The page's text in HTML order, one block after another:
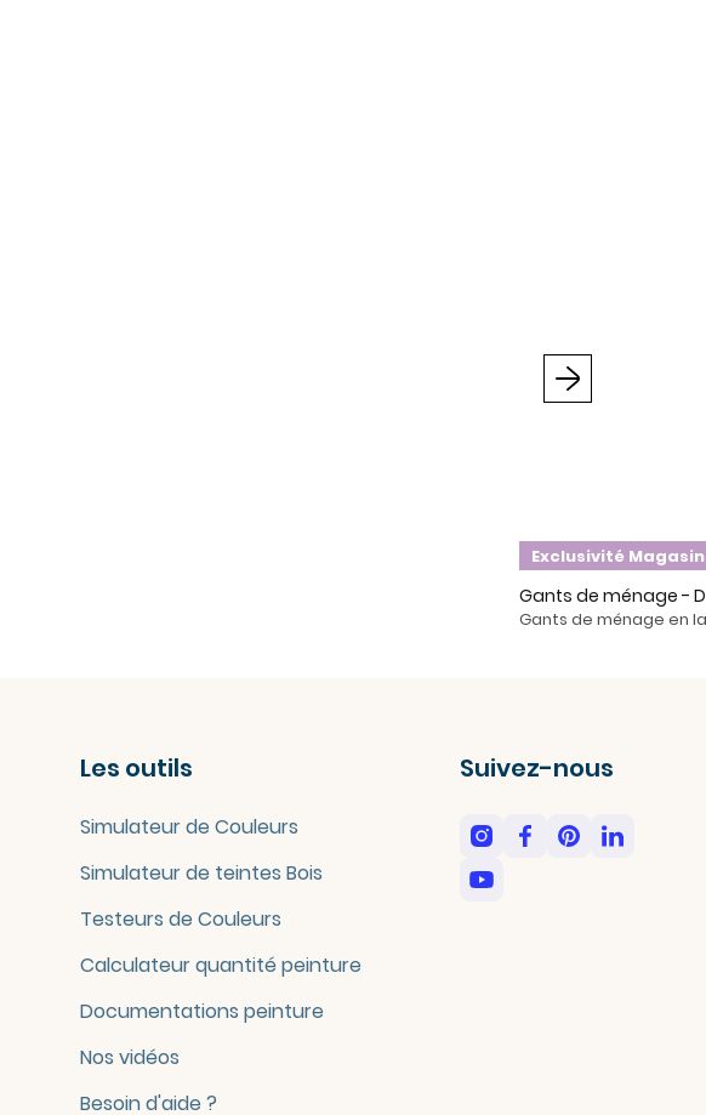
Exclusivité
Gants de ménage -
Gants de ménage en
Les outils
Simulateur de Couleurs
Simulateur de teintes Bois
Testeurs de Couleurs
Calculateur quantité peinture
Documentations peinture
Nos vidéos
Besoin d'aide ?
Suivez-nous